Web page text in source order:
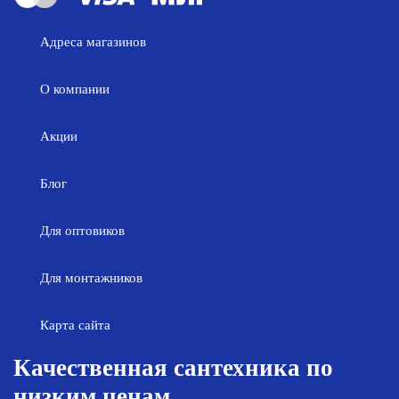
Адреса магазинов
О компании
Акции
Блог
Для оптовиков
Для монтажников
Карта сайта
Качественная сантехника по